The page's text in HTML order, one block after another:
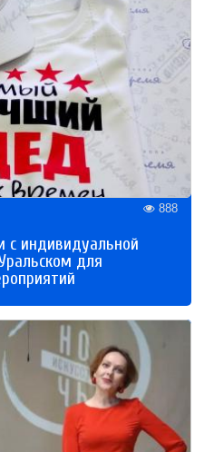
888
с индивидуальной
для